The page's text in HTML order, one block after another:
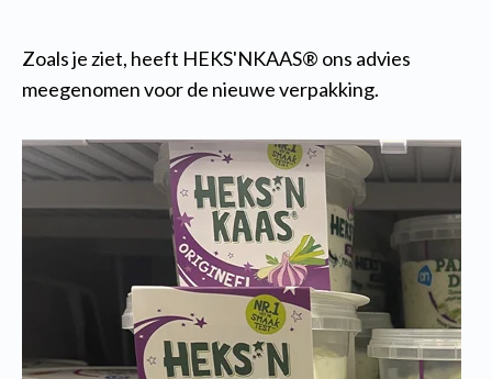
Zoals je ziet, heeft HEKS'NKAAS® ons advies
meegenomen voor de nieuwe verpakking.